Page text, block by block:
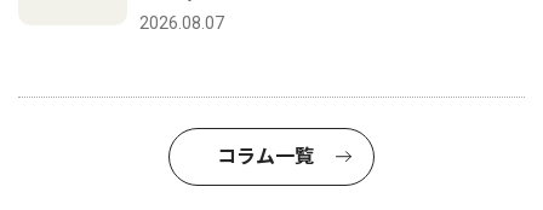
2026.08.07
コラム一覧